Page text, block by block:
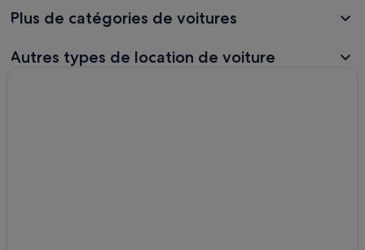
Plus de catégories de voitures
Autres types de location de voiture